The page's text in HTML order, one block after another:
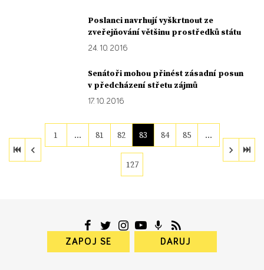
Poslanci navrhují vyškrtnout ze
zveřejňování většinu prostředků státu
24. 10. 2016
Senátoři mohou přinést zásadní posun
v předcházení střetu zájmů
17. 10. 2016
1 … 81 82 83 84 85 …
127
ZAPOJ SE DARUJ